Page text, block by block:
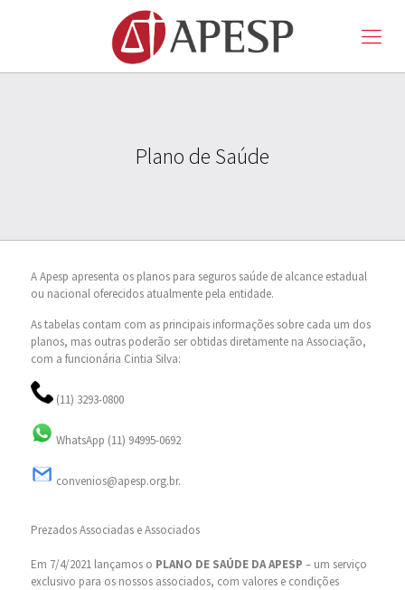
Plano de Saúde
A Apesp apresenta os planos para seguros saúde de alcance estadual
ou nacional oferecidos atualmente pela entidade.
As tabelas contam com as principais informações sobre cada um dos
planos, mas outras poderão ser obtidas diretamente na Associação,
com a funcionária Cintia Silva:
(11) 3293-0800
WhatsApp (11) 94995-0692
convenios@apesp.org.br.
Prezados Associadas e Associados
Em 7/4/2021 lançamos o PLANO DE SAÚDE DA APESP – um serviço
exclusivo para os nossos associados, com valores e condições